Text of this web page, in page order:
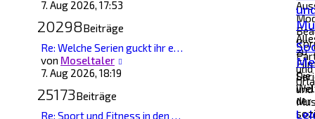
und
7. Aug 2026, 17:53
zu
und
20298Beiträge
Re: Welche Serien guckt ihr e…
von Moseltaler
7. Aug 2026, 18:19
Die
der
25173Beiträge
Re: Sport und Fitness in den …